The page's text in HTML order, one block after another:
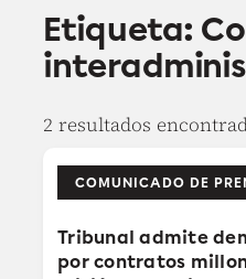
Prensa
Etiqueta:
2 resultados
COMUNICADO DE
Tribunal admite
por contratos